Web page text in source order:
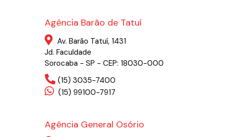
Agência Barão de Tatuí
Av. Barão Tatuí, 1431
Jd. Faculdade
Sorocaba - SP - CEP: 18030-000
(15) 3035-7400
(15) 99100-7917
Agência General Osório